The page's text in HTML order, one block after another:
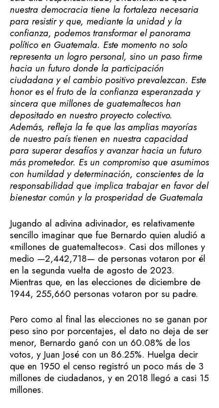
nuestra democracia tiene la fortaleza necesaria
para resistir y que, mediante la unidad y la
confianza, podemos transformar el panorama
político en Guatemala. Este momento no solo
representa un logro personal, sino un paso firme
hacia un futuro donde la participación
ciudadana y el cambio positivo prevalezcan. Este
honor es el fruto de la confianza esperanzada y
sincera que millones de guatemaltecos han
depositado en nuestro proyecto colectivo.
Además, refleja la fe que las amplias mayorías
de nuestro país tienen en nuestra capacidad
para superar desafíos y avanzar hacia un futuro
más prometedor. Es un compromiso que asumimos
con humildad y determinación, conscientes de la
responsabilidad que implica trabajar en favor del
bienestar común y la prosperidad de Guatemala
Jugando al adivina adivinador, es relativamente
sencillo imaginar que fue Bernardo quien aludió a
«millones de guatemaltecos». Casi dos millones y
medio —2,442,718— de personas votaron por él
en la segunda vuelta de agosto de 2023.
Mientras que, en las elecciones de diciembre de
1944, 255,660 personas votaron por su padre.
Pero como al final las elecciones no se ganan por
peso sino por porcentajes, el dato no deja de ser
menor, Bernardo ganó con un 60.08% de los
votos, y Juan José con un 86.25%. Huelga decir
que en 1950 el censo registró un poco más de 3
millones de ciudadanos, y en 2018 llegó a casi 15
millones.